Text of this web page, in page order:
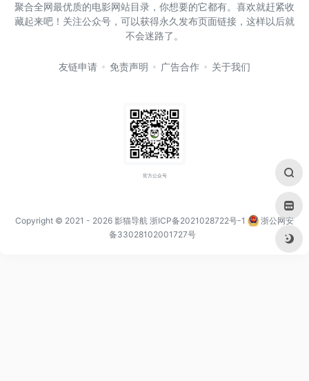
聚合全网最优质的电影网站目录，你想要的它都有。喜欢就赶紧收
藏起来吧！关注公众号，可以获得永久发布页面链接，这样以后就
不会迷路了。
友链申请 免责声明 广告合作 关于我们
官方公众号
Copyright © 2021 - 2026 影猫导航 浙ICP备2021028722号-1
浙公网安
备33028102001727号